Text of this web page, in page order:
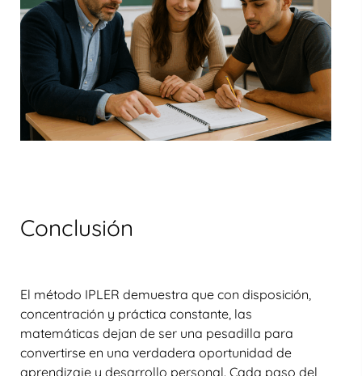
Conclusión
El método IPLER demuestra que con disposición,
concentración y práctica constante, las
matemáticas dejan de ser una pesadilla para
convertirse en una verdadera oportunidad de
aprendizaje y desarrollo personal. Cada paso del